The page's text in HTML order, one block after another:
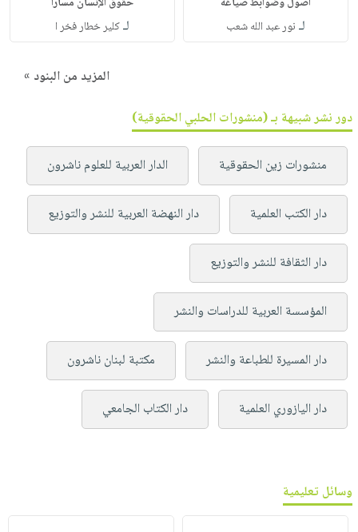
لـ نور عبد الله شعب لـكلير خطار فخر ا
المزيد من البنود »
دور نشر شبيهة بـ (منشورات الحلبي الحقوقية)
منشورات زين الحقوقية الدار العربية للعلوم ناشرون
دار الكتب العلمية دار النهضة العربية للنشر والتوزيع
دار الثقافة للنشر والتوزيع
المؤسسة العربية للدراسات والنشر
دار المسيرة للطباعة والنشر مكتبة لبنان ناشرون
دار اليازوري العلمية دار الكتاب الجامعي
وسائل تعليمية